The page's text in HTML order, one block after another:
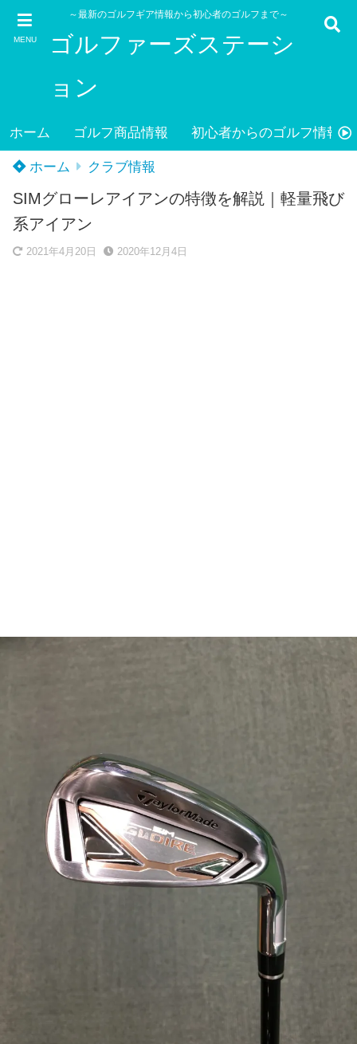
MENU
～最新のゴルフギア情報から初心者のゴルフまで～
ゴルファーズステーシ
ョン
ホーム ゴルフ商品情報 初心者からのゴルフ情報
ホーム クラブ情報
SIMグローレアイアンの特徴を解説｜軽量飛び
系アイアン
2021年4月20日 2020年12月4日